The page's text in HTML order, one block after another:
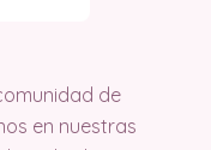
de
en nuestras